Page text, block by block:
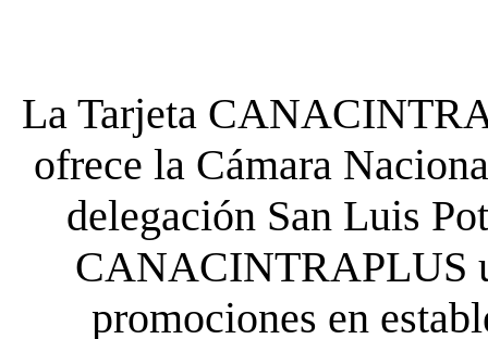
La Tarjeta
ofrece la Cámara
delegación San Luis
CANACINTRAPLUS
promociones en